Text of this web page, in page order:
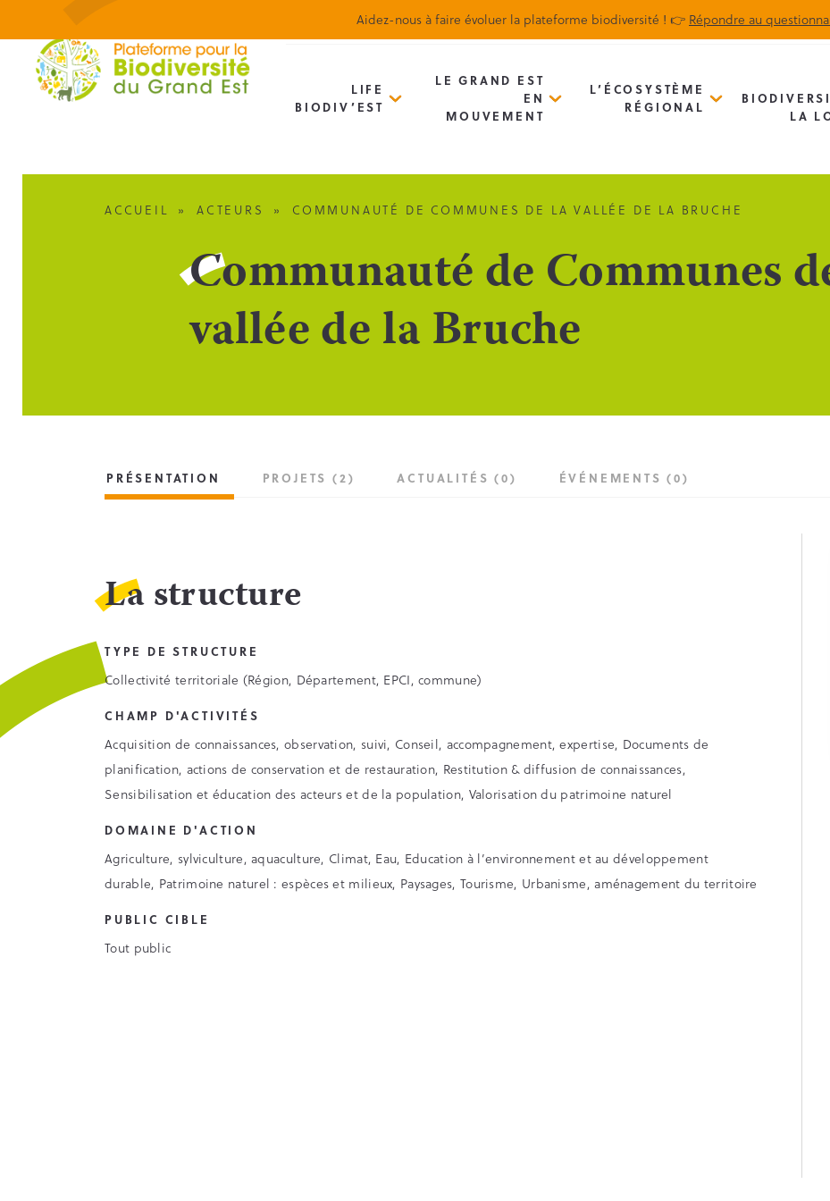
Aidez-nous à faire évoluer la plateforme biodiversité ! 👉 Répondre au
Biodiv’Map Newsletter
LIFE
BIODIV’EST
LE GRAND EST
EN
MOUVEMENT
L’ÉCOSYSTÈME
RÉGIONAL
LA
ACCUEIL » ACTEURS » COMMUNAUTÉ DE COMMUNES DE LA VALLÉE DE LA BRUCHE
Communauté de Communes
vallée de la Bruche
PRÉSENTATION PROJETS (2) ACTUALITÉS (0) ÉVÉNEMENTS (0)
La structure
TYPE DE STRUCTURE
Collectivité territoriale (Région, Département, EPCI, commune)
CHAMP D'ACTIVITÉS
Acquisition de connaissances, observation, suivi, Conseil, accompagnement, expertise, Documents de
planification, actions de conservation et de restauration, Restitution & diffusion de connaissances,
Sensibilisation et éducation des acteurs et de la population, Valorisation du patrimoine naturel
DOMAINE D'ACTION
Agriculture, sylviculture, aquaculture, Climat, Eau, Education à l’environnement et au développement
durable, Patrimoine naturel : espèces et milieux, Paysages, Tourisme, Urbanisme, aménagement du territoire
PUBLIC CIBLE
Tout public